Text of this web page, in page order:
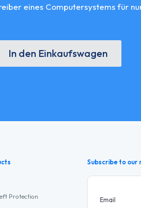
eines Computersystems für
In den Einkaufswagen
Protection
Subscribe to our
Email